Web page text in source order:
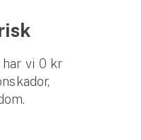
vi 0 kr